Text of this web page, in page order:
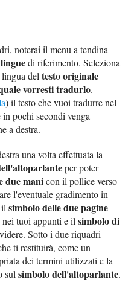
noterai il menu a tendina
linguedi riferimento. Seleziona
lingua deltesto originale
vorresti tradurlo.
) il testo che vuoi tradurre nel
pochi secondi venga
a destra.
una volta effettuata la
per poter
due manicon il pollice verso
l'eventuale gradimento in
ilsimbolo delle due pagine
nei tuoi appunti e ilsimbolo di
Sotto i due riquadri
ti restituirà, come un
dei termini utilizzati e la
sulsimbolo dell'altoparlante.